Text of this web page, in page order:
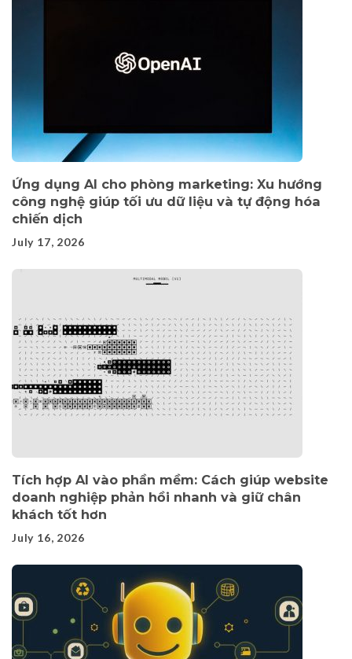
Ứng dụng AI cho phòng marketing: Xu hướng
công nghệ giúp tối ưu dữ liệu và tự động hóa
chiến dịch
July 17, 2026
Tích hợp AI vào phần mềm: Cách giúp website
doanh nghiệp phản hồi nhanh và giữ chân
khách tốt hơn
July 16, 2026